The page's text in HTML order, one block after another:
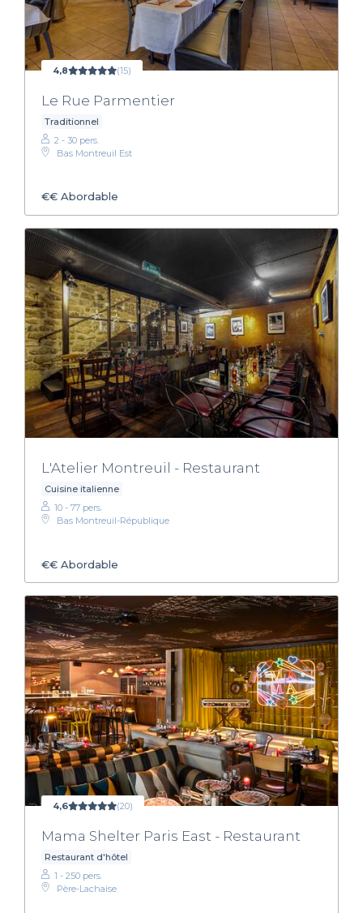
4,8 (15)
Le Rue Parmentier
Traditionnel
2 - 30 pers.
Bas Montreuil Est
€€ Abordable
L'Atelier Montreuil - Restaurant
Cuisine italienne
10 - 77 pers.
Bas Montreuil-République
€€ Abordable
4,6 (20)
Mama Shelter Paris East - Restaurant
Restaurant d'hôtel
1 - 250 pers.
Père-Lachaise